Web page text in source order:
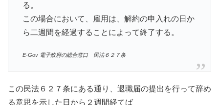
る。
この場合において、雇用は、解約の申入れの日か
ら二週間を経過することによって終了する。
E-Gov 電子政府の総合窓口 民法６２７条
この民法６２７条にある通り、退職届の提出を行って辞め
る意思を示した日から２週間経てば